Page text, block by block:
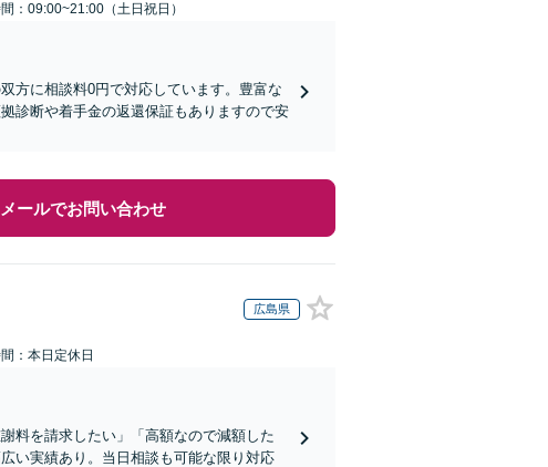
：09:00~21:00（土日祝日）
方に相談料0円で対応しています。豊富な
診断や着手金の返還保証もありますので安
メールでお問い合わせ
広島県
：本日定休日
料を請求したい」「高額なので減額した
い実績あり。当日相談も可能な限り対応